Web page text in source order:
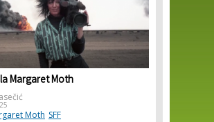
Margaret Moth
Moth SFF